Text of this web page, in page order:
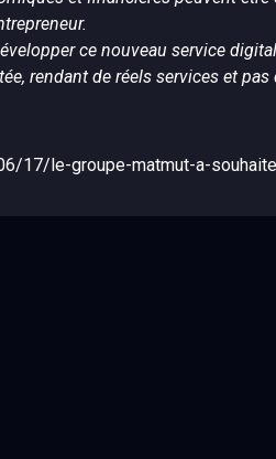
ce nouveau service
rendant de réels services et pas
17/le-groupe-matmut-a-